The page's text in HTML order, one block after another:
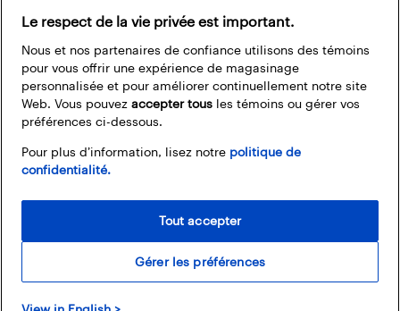
Restez connecté
FacebookInstagram
PinterestLinkedInYouTube
© 2026 Magasins Best Buy Canada Ltée. Tout droits réservés. Pour usage
Le respect de la vie privée est important.
Nous et nos partenaires de confiance utilisons des témoins
pour vous offrir une expérience de magasinage
personnalisée et pour améliorer continuellement notre site
Web. Vous pouvez accepter tous les témoins ou gérer vos
préférences ci-dessous.
Pour plus d’information, lisez notre politique de
confidentialité.
Gérer les préférences
Tout accepter